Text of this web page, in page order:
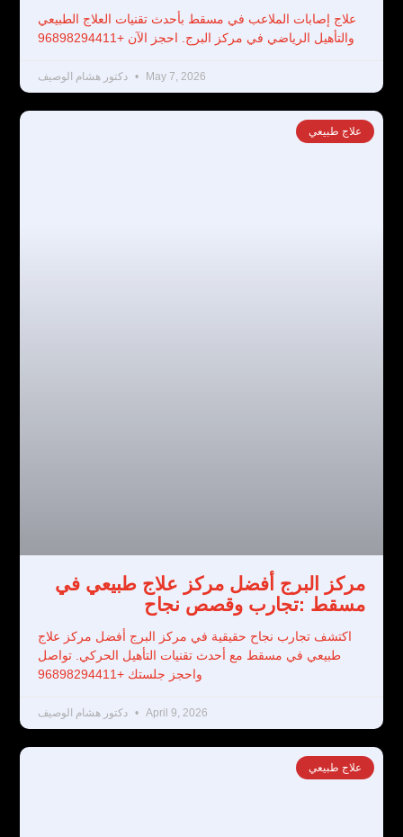
علاج إصابات الملاعب في مسقط بأحدث تقنيات العلاج الطبيعي
والتأهيل الرياضي في مركز البرج. احجز الآن +96898294411
دكتور هشام الوصيف May 7, 2026
علاج طبيعي
مركز البرج أفضل مركز علاج طبيعي في
مسقط :تجارب وقصص نجاح
اكتشف تجارب نجاح حقيقية في مركز البرج أفضل مركز علاج
طبيعي في مسقط مع أحدث تقنيات التأهيل الحركي. تواصل
واحجز جلستك +96898294411
دكتور هشام الوصيف April 9, 2026
علاج طبيعي